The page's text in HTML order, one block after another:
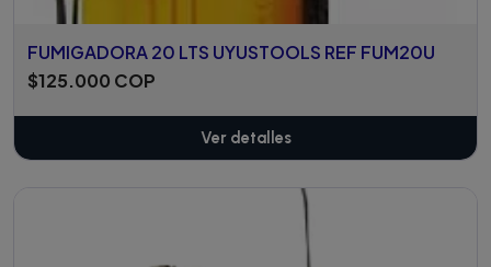
FUMIGADORA 20 LTS UYUSTOOLS REF FUM20U
$125.000 COP
Ver detalles